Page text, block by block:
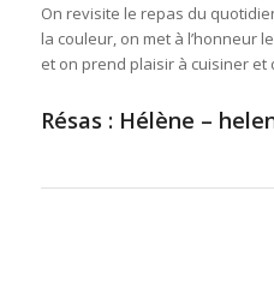
On revisite le repas du
la couleur, on met à l’honneur
et on prend plaisir à cuisiner et
Résas : Hélène –